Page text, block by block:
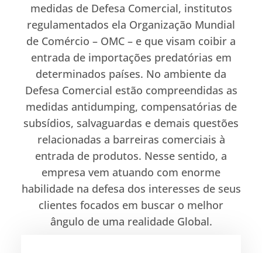
medidas de Defesa Comercial, institutos
regulamentados ela Organização Mundial
de Comércio – OMC – e que visam coibir a
entrada de importações predatórias em
determinados países. No ambiente da
Defesa Comercial estão compreendidas as
medidas antidumping, compensatórias de
subsídios, salvaguardas e demais questões
relacionadas a barreiras comerciais à
entrada de produtos. Nesse sentido, a
empresa vem atuando com enorme
habilidade na defesa dos interesses de seus
clientes focados em buscar o melhor
ângulo de uma realidade Global.